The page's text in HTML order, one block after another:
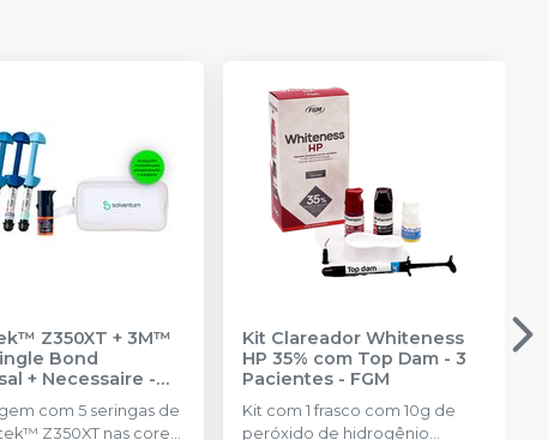
Z350XT + 3M™
Bond
+ Necessaire -
com 5 seringas de
Z350XT nas cores:
Kit Clareador Whiteness
HP 35% com Top Dam - 3
Pacientes- FGM
Kit com 1 frasco com 10g de
peróxido de hidrogênio